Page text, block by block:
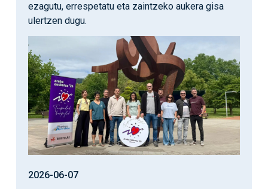
ezagutu, errespetatu eta zaintzeko aukera gisa
ulertzen dugu.
Irudia
2026-06-07